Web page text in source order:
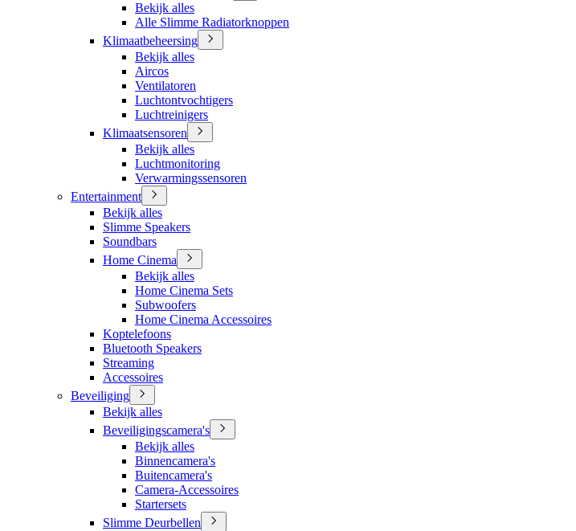
Bekijk alles
Alle Slimme Radiatorknoppen
Klimaatbeheersing
Bekijk alles
Aircos
Ventilatoren
Luchtontvochtigers
Luchtreinigers
Klimaatsensoren
Bekijk alles
Luchtmonitoring
Verwarmingssensoren
Entertainment
Bekijk alles
Slimme Speakers
Soundbars
Home Cinema
Bekijk alles
Home Cinema Sets
Subwoofers
Home Cinema Accessoires
Koptelefoons
Bluetooth Speakers
Streaming
Accessoires
Beveiliging
Bekijk alles
Beveiligingscamera's
Bekijk alles
Binnencamera's
Buitencamera's
Camera-Accessoires
Startersets
Slimme Deurbellen